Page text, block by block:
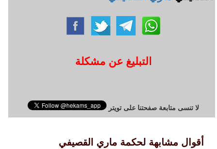
التبليغ عن مشكلة
لا تنسى متابعة صفحتنا على تويتر
أقوال مشابهة لحكمة ماري القصيفي